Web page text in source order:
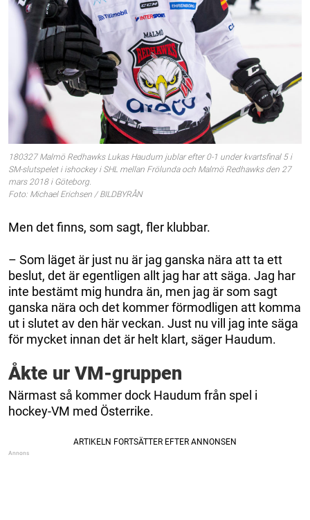
180327 Malmö Redhawks Lukas Haudum jublar efter 0-1 under kvartsfinal 5 i
SM-slutspelet i ishockey i SHL mellan Frölunda och Malmö Redhawks den 27
mars 2018 i Göteborg.
Foto: Michael Erichsen / BILDBYRÅN
Men det finns, som sagt, fler klubbar.
– Som läget är just nu är jag ganska nära att ta ett
beslut, det är egentligen allt jag har att säga. Jag har
inte bestämt mig hundra än, men jag är som sagt
ganska nära och det kommer förmodligen att komma
ut i slutet av den här veckan. Just nu vill jag inte säga
för mycket innan det är helt klart, säger Haudum.
Åkte ur VM-gruppen
Närmast så kommer dock Haudum från spel i
hockey-VM med Österrike.